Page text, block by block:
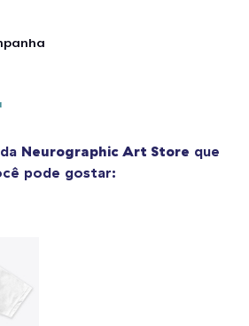
Neurographic Art Store que
pode gostar: